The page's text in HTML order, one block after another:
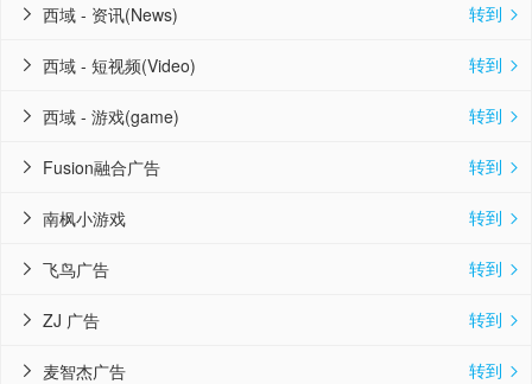
西域 - 资讯(News)
 转到 
西域 - 短视频(Video)
 转到 
西域 - 游戏(game)
 转到 
Fusion融合广告
 转到 
南枫小游戏
 转到 
飞鸟广告
 转到 
ZJ 广告
 转到 
麦智杰广告
 转到 